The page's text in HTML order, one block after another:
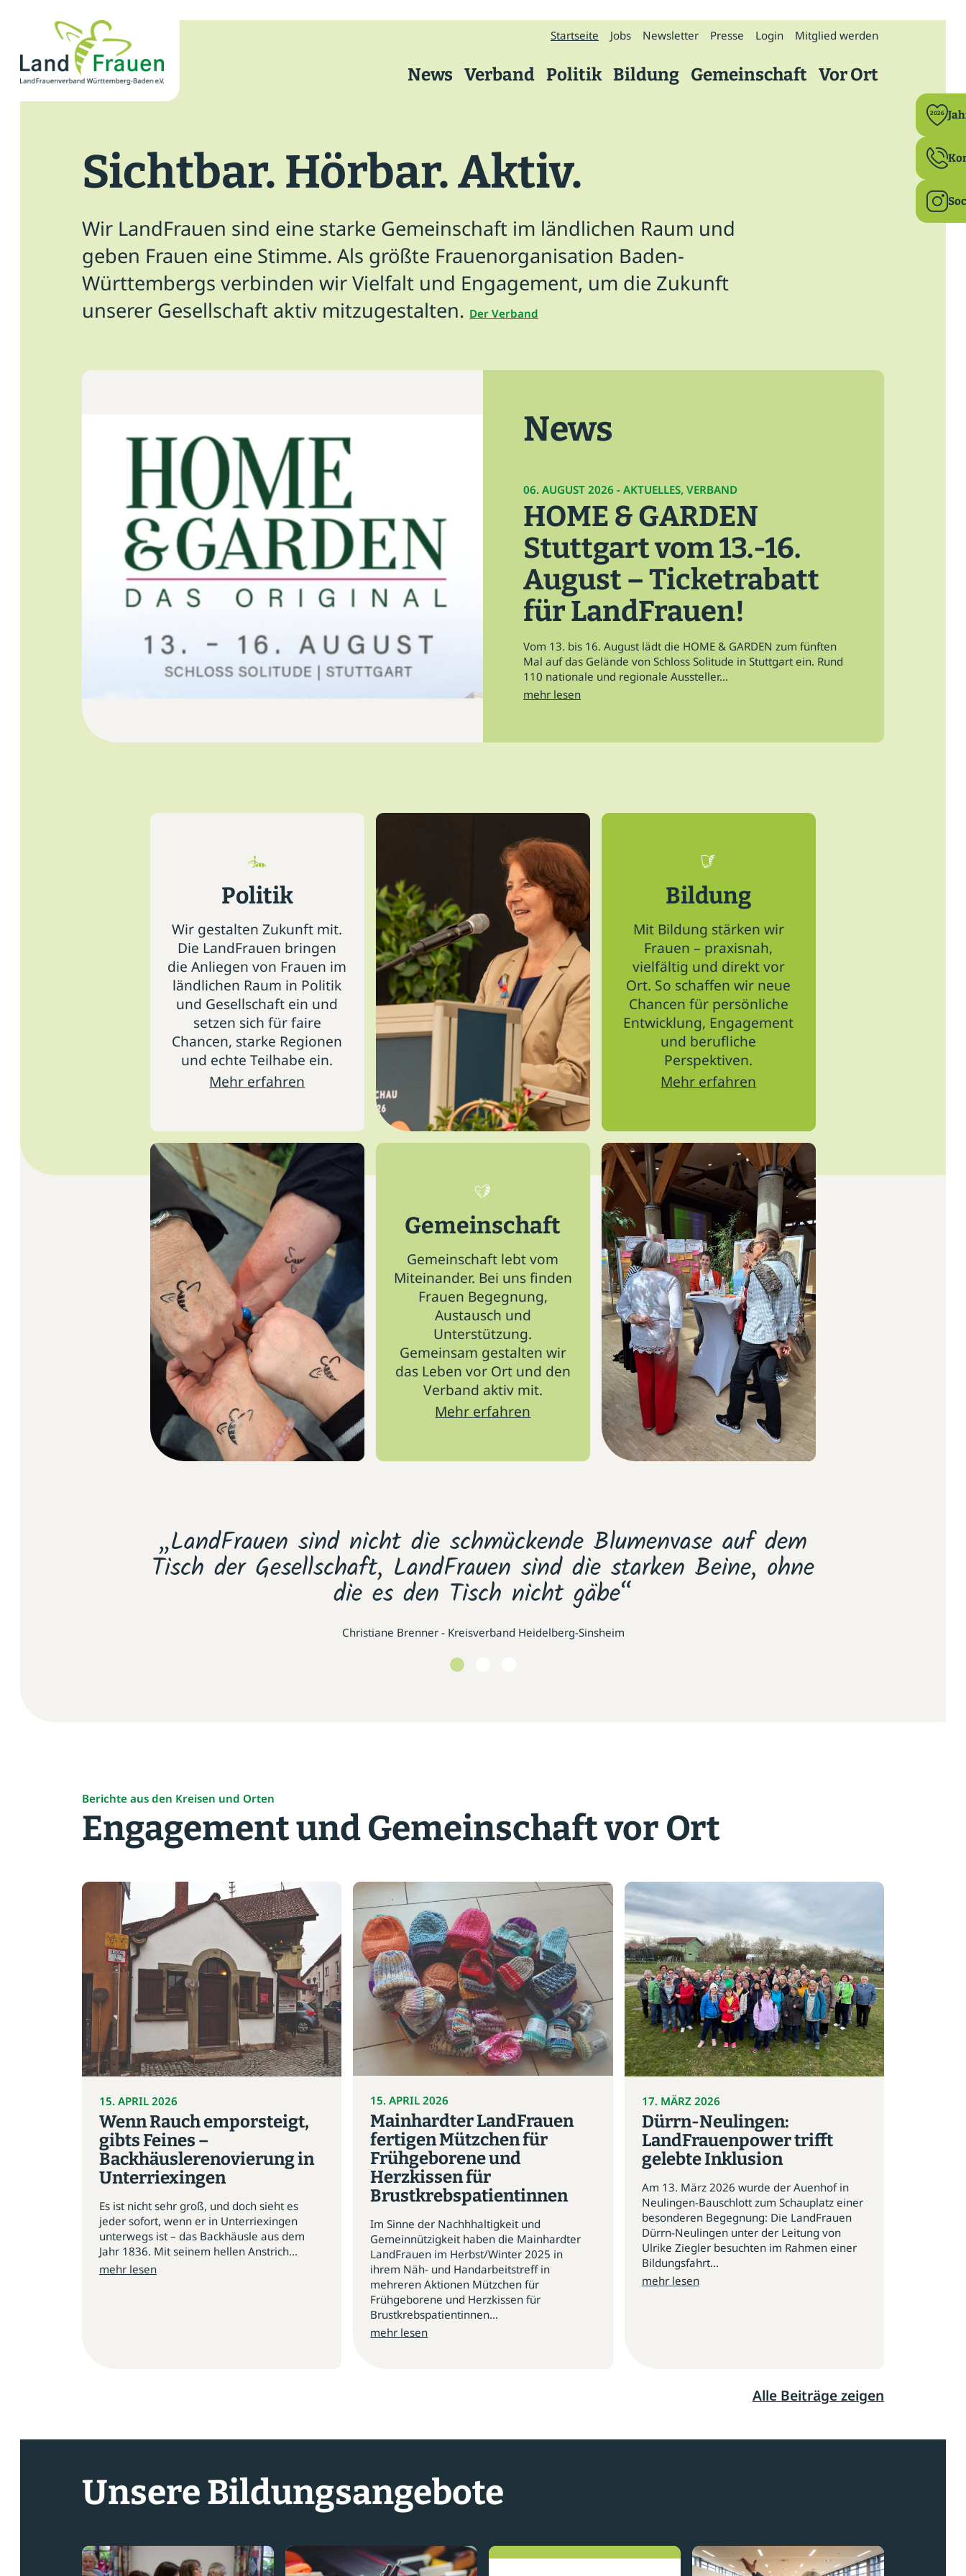
Startseite Jobs Newsletter Presse Login Mitglied werden
2026
News Verband Politik Bildung Gemeinschaft Vor Ort
Sichtbar. Hörbar. Aktiv.
Wir LandFrauen sind eine starke Gemeinschaft im ländlichen Raum und
geben Frauen eine Stimme. Als größte Frauenorganisation Baden-
Württembergs verbinden wir Vielfalt und Engagement, um die Zukunft
unserer Gesellschaft aktiv mitzugestalten. Der Verband
News
Verband
Politik
Bildung
Gemeinschaft
Vor Ort
Startseite
Jobs
Mitglied werden
Über uns
Kreisverbände
Geschäftsstelle
Arbeitskreise
Familie & Beruf
News
06. AUGUST 2026 - AKTUELLES, VERBAND
HOME & GARDEN
Stuttgart vom 13.-16.
August – Ticketrabatt
für LandFrauen!
Vom 13. bis 16. August lädt die HOME & GARDEN zum fünften
Mal auf das Gelände von Schloss Solitude in Stuttgart ein. Rund
110 nationale und regionale Aussteller...
mehr lesen
Politik
Wir gestalten Zukunft mit.
Die LandFrauen bringen
die Anliegen von Frauen im
ländlichen Raum in Politik
und Gesellschaft ein und
setzen sich für faire
Chancen, starke Regionen
und echte Teilhabe ein.
Mehr erfahren
Gemeinschaft
Gemeinschaft lebt vom
Miteinander. Bei uns finden
Frauen Begegnung,
Austausch und
Unterstützung.
Gemeinsam gestalten wir
das Leben vor Ort und den
Verband aktiv mit.
Mehr erfahren
Bildung
Mit Bildung stärken wir
Frauen – praxisnah,
vielfältig und direkt vor
Ort. So schaffen wir neue
Chancen für persönliche
Entwicklung, Engagement
und berufliche
Perspektiven.
Mehr erfahren
„LandFrauen sind nicht die schmückende Blumenvase auf dem
Tisch der Gesellschaft, LandFrauen sind die starken Beine, ohne
die es den Tisch nicht gäbe“
Christiane Brenner - Kreisverband Heidelberg-Sinsheim
Berichte aus den Kreisen und Orten
Engagement und Gemeinschaft vor Ort
15. APRIL 2026
Wenn Rauch emporsteigt,
gibts Feines –
Backhäuslerenovierung in
Unterriexingen
Es ist nicht sehr groß, und doch sieht es
jeder sofort, wenn er in Unterriexingen
unterwegs ist – das Backhäusle aus dem
Jahr 1836. Mit seinem hellen Anstrich...
mehr lesen
15. APRIL 2026
Mainhardter LandFrauen
fertigen Mützchen für
Frühgeborene und
Herzkissen für
Brustkrebspatientinnen
Im Sinne der Nachhhaltigkeit und
Gemeinnützigkeit haben die Mainhardter
LandFrauen im Herbst/Winter 2025 in
ihrem Näh- und Handarbeitstreff in
mehreren Aktionen Mützchen für
Frühgeborene und Herzkissen für
Brustkrebspatientinnen...
mehr lesen
17. MÄRZ 2026
Dürrn-Neulingen:
LandFrauenpower trifft
gelebte Inklusion
Am 13. März 2026 wurde der Auenhof in
Neulingen-Bauschlott zum Schauplatz einer
besonderen Begegnung: Die LandFrauen
Dürrn-Neulingen unter der Leitung von
Ulrike Ziegler besuchten im Rahmen einer
Bildungsfahrt...
mehr lesen
Alle Beiträge zeigen
Unsere Bildungsangebote